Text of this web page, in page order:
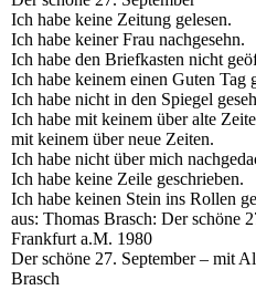
Ich habe keine Zeitung gelesen.
Ich habe keiner Frau nachgesehn.
Ich habe den Briefkasten nicht
Ich habe keinem einen Guten Tag
Ich habe nicht in den Spiegel
Ich habe mit keinem über alte
mit keinem über neue Zeiten.
Ich habe nicht über mich
Ich habe keine Zeile geschrieben.
Ich habe keinen Stein ins Rollen
aus: Thomas Brasch: Der schöne
Frankfurt a.M. 1980
Der schöne 27. September – mit
Brasch